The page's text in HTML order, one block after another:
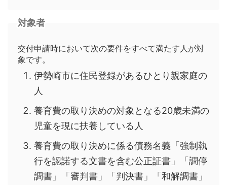
対象者
交付申請時において次の要件をすべて満たす人が対
象です。
伊勢崎市に住民登録があるひとり親家庭の
人
養育費の取り決めの対象となる20歳未満の
児童を現に扶養している人
養育費の取り決めに係る債務名義「強制執
行を認諾する文書を含む公正証書」「調停
調書」「審判書」「判決書」「和解調書」